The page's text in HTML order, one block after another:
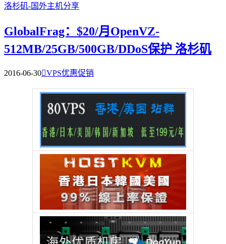
GlobalFrag：$20/月OpenVZ-
512MB/25GB/500GB/DDoS保护 洛杉矶
2016-06-30VPS优惠促销